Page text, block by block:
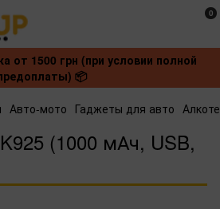
0
от 1500 грн (при условии полной
📦
Авто-мото Гаджеты для авто
(1000 мАч, USB,